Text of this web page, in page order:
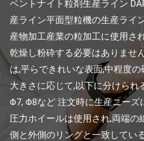
ベントナイト粒剤生産ライン
産ライン平面型粒機の生産ライ
産物加工産業の粒加工に使用さ
乾燥し粉砕する必要はありませ
は,平らできれいな表面,中程度
大きさに応じて,以下に分けら
Φ7, Φ8など 注文時に生産ニーズ
圧力ホイールは使用され,両端の
側と外側のリングと一致してい